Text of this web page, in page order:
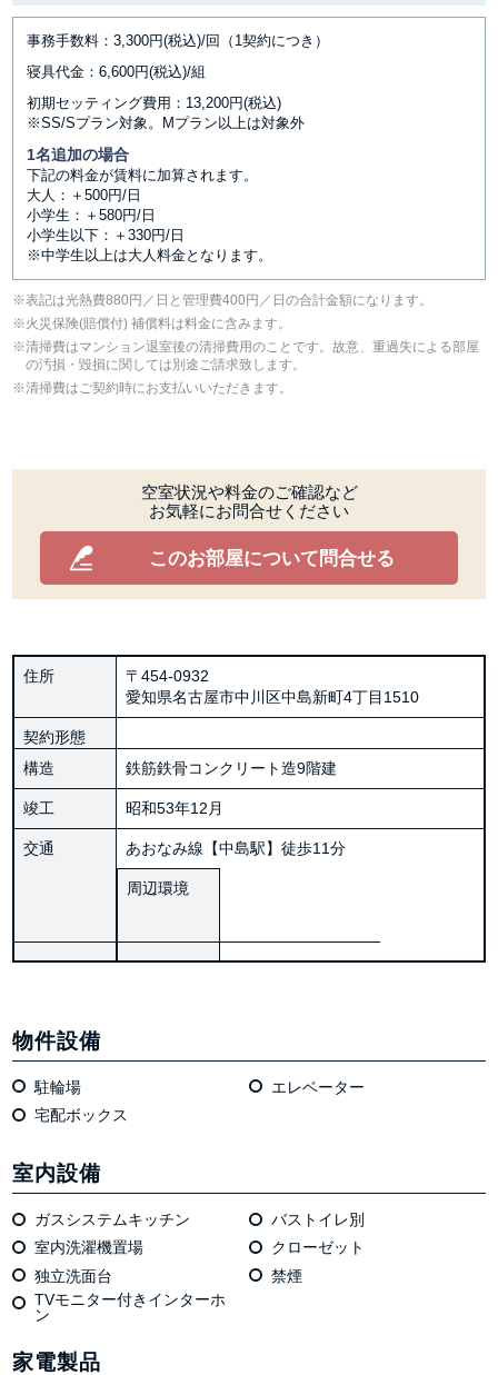
事務手数料：3,300円(税込)/回（1契約につき）
寝具代金：6,600円(税込)/組
初期セッティング費用：13,200円(税込)
※SS/Sプラン対象。Mプラン以上は対象外
1名追加の場合
下記の料金が賃料に加算されます。
大人：＋500円/日
小学生：＋580円/日
小学生以下：＋330円/日
※中学生以上は大人料金となります。
表記は光熱費880円／日と管理費400円／日の合計金額になります。
⽕災保険(賠償付) 補償料は料⾦に含みます。
清掃費はマンション退室後の清掃費用のことです。故意、重過失による部屋
の汚損・毀損に関しては別途ご請求致します。
清掃費はご契約時にお支払いいただきます。
空室状況や料金のご確認など
お気軽にお問合せください
このお部屋について問合せる
住所
〒454-0932
愛知県名古屋市中川区中島新町4丁目1510
契約形態
構造
鉄筋鉄骨コンクリート造9階建
竣工 昭和53年12月
交通 あおなみ線【中島駅】徒歩11分
周辺環境
物件設備
駐輪場
エレベーター
宅配ボックス
室内設備
ガスシステムキッチン
バストイレ別
室内洗濯機置場
クローゼット
独⽴洗⾯台
禁煙
TVモニター付きインターホ
ン
家電製品